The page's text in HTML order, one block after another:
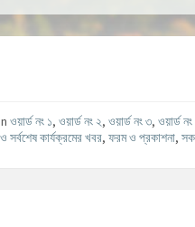
ওয়ার্ড নং ১,ওয়ার্ড নং ২,ওয়ার্ড নং ৩,ওয়ার্ড
সর্বশেষ কার্যক্রমের খবর,ফরম ও প্রকাশনা,